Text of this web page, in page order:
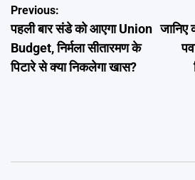
Post
navigation
Previous:
पहली बार संडे को आएगा Union
Budget, निर्मला सीतारमण के
पिटारे से क्या निकलेगा खास?
जानिए